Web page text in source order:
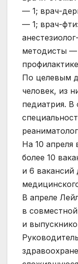
— 1; врач-
— 1; врач-
методисты —
По целевым
человек, из
педиатрия. В
На 10 апреля
более 10
и 6 вакансий
В апреле
в
и